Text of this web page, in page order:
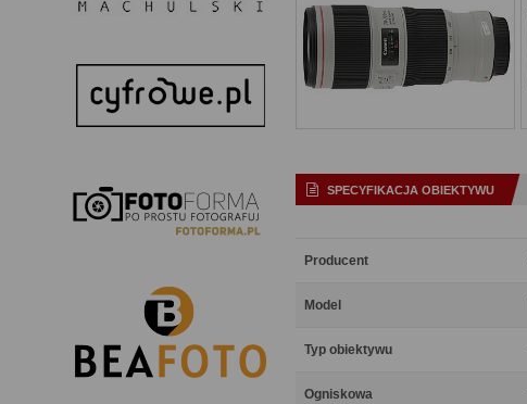
SPECYFIKACJA OBIEKTYWU
Producent
Model
Typ obiektywu
Ogniskowa